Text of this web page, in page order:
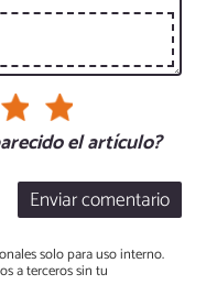
el artículo?
Enviar comentario
solo para uso interno.
a terceros sin tu